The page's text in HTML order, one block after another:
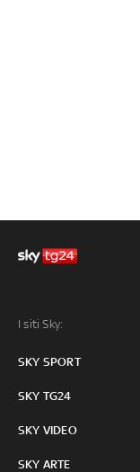
I siti Sky:
SKY SPORT
SKY TG24
SKY VIDEO
SKY ARTE